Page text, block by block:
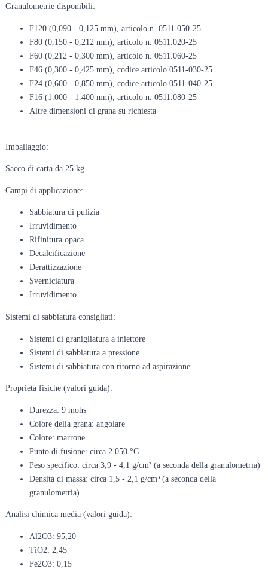
Granulometrie disponibili:
F120 (0,090 - 0,125 mm), articolo n. 0511.050-25
F80 (0,150 - 0,212 mm), articolo n. 0511.020-25
F60 (0,212 - 0,300 mm), articolo n. 0511.060-25
F46 (0,300 - 0,425 mm), codice articolo 0511-030-25
F24 (0,600 - 0,850 mm), codice articolo 0511-040-25
F16 (1.000 - 1.400 mm), articolo n. 0511.080-25
Altre dimensioni di grana su richiesta
Imballaggio:
Sacco di carta da 25 kg
Campi di applicazione:
Sabbiatura di pulizia
Irruvidimento
Rifinitura opaca
Decalcificazione
Derattizzazione
Sverniciatura
Irruvidimento
Sistemi di sabbiatura consigliati:
Sistemi di granigliatura a iniettore
Sistemi di sabbiatura a pressione
Sistemi di sabbiatura con ritorno ad aspirazione
Proprietà fisiche (valori guida):
Durezza: 9 mohs
Colore della grana: angolare
Colore: marrone
Punto di fusione: circa 2.050 °C
Peso specifico: circa 3,9 - 4,1 g/cm³ (a seconda della granulometria)
Densità di massa: circa 1,5 - 2,1 g/cm³ (a seconda della
granulometria)
Analisi chimica media (valori guida):
Al2O3: 95,20
TiO2: 2,45
Fe2O3: 0,15